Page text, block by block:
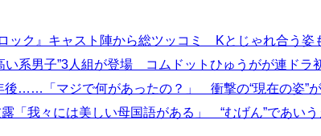
ック』キャスト陣から総ツッコミ Kとじゃれ合う姿
い系男子”3人組が登場 コムドットひゅうがが連ド
……「マジで何があったの？」 衝撃の“現在の姿”
「我々には美しい母国語がある」 “むげん”であいう